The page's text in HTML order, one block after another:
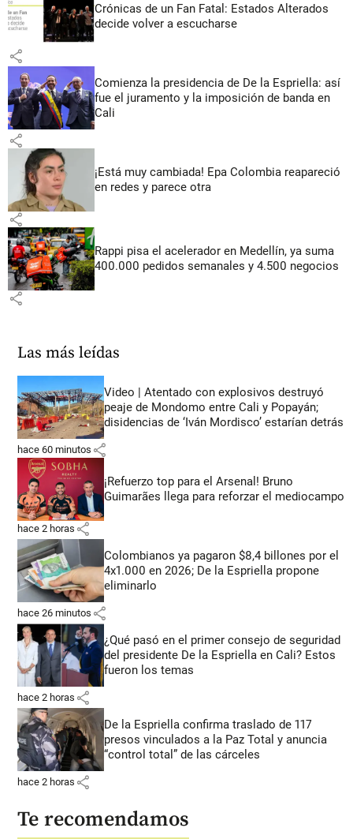
Crónicas de un Fan Fatal: Estados Alterados
decide volver a escucharse
share
Comienza la presidencia de De la Espriella: así
fue el juramento y la imposición de banda en
Cali
share
¡Está muy cambiada! Epa Colombia reapareció
en redes y parece otra
share
Rappi pisa el acelerador en Medellín, ya suma
400.000 pedidos semanales y 4.500 negocios
share
Las más leídas
Video | Atentado con explosivos destruyó
peaje de Mondomo entre Cali y Popayán;
disidencias de ‘Iván Mordisco’ estarían detrás
hace 60 minutos share
¡Refuerzo top para el Arsenal! Bruno
Guimarães llega para reforzar el mediocampo
hace 2 horas share
Colombianos ya pagaron $8,4 billones por el
4x1.000 en 2026; De la Espriella propone
eliminarlo
hace 26 minutos share
¿Qué pasó en el primer consejo de seguridad
del presidente De la Espriella en Cali? Estos
fueron los temas
hace 2 horas share
De la Espriella confirma traslado de 117
presos vinculados a la Paz Total y anuncia
“control total” de las cárceles
hace 2 horas share
Te recomendamos